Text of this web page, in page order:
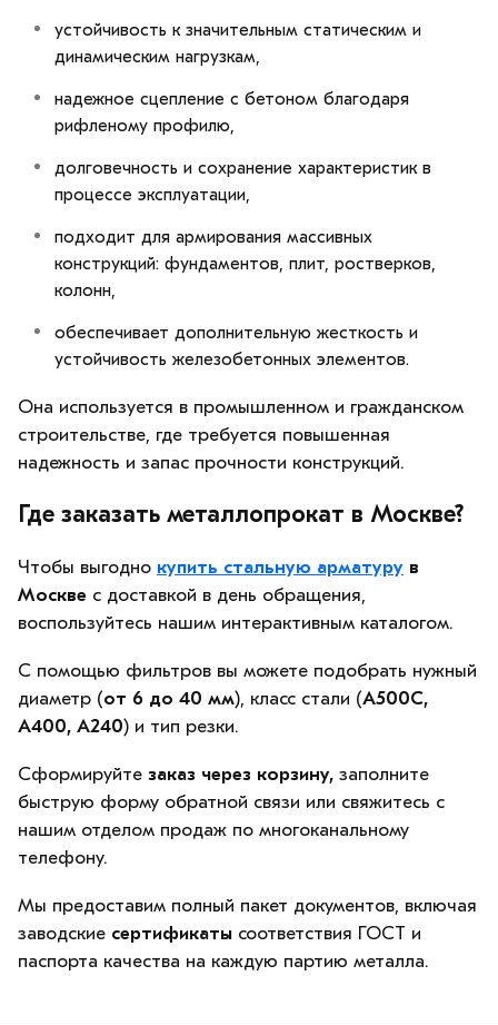
устойчивость к значительным статическим и
динамическим нагрузкам,
надежное сцепление с бетоном благодаря
рифленому профилю,
долговечность и сохранение характеристик в
процессе эксплуатации,
подходит для армирования массивных
конструкций: фундаментов, плит, ростверков,
колонн,
обеспечивает дополнительную жесткость и
устойчивость железобетонных элементов.
Она используется в промышленном и гражданском
строительстве, где требуется повышенная
надежность и запас прочности конструкций.
Где заказать металлопрокат в Москве?
Чтобы выгодно купить стальную арматуру в
Москве с доставкой в день обращения,
воспользуйтесь нашим интерактивным каталогом.
С помощью фильтров вы можете подобрать нужный
диаметр (от 6 до 40 мм), класс стали (А500С,
А400, А240) и тип резки.
Сформируйте заказ через корзину, заполните
быструю форму обратной связи или свяжитесь с
нашим отделом продаж по многоканальному
телефону.
Мы предоставим полный пакет документов, включая
заводские сертификаты соответствия ГОСТ и
паспорта качества на каждую партию металла.